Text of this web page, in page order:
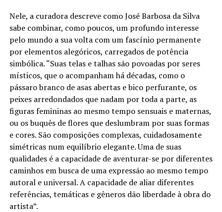
Nele, a curadora descreve como José Barbosa da Silva
sabe combinar, como poucos, um profundo interesse
pelo mundo a sua volta com um fascínio permanente
por elementos alegóricos, carregados de potência
simbólica. “Suas telas e talhas são povoadas por seres
místicos, que o acompanham há décadas, como o
pássaro branco de asas abertas e bico perfurante, os
peixes arredondados que nadam por toda a parte, as
figuras femininas ao mesmo tempo sensuais e maternas,
ou os buquês de flores que deslumbram por suas formas
e cores. São composições complexas, cuidadosamente
simétricas num equilíbrio elegante. Uma de suas
qualidades é a capacidade de aventurar-se por diferentes
caminhos em busca de uma expressão ao mesmo tempo
autoral e universal. A capacidade de aliar diferentes
referências, temáticas e gêneros dão liberdade à obra do
artista”.